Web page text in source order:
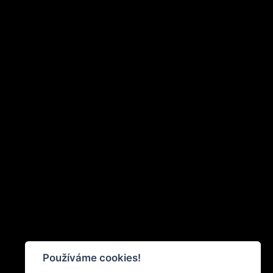
Používáme cookies!